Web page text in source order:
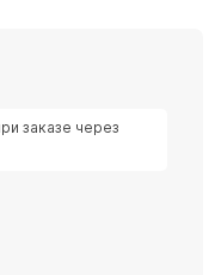
заказе через